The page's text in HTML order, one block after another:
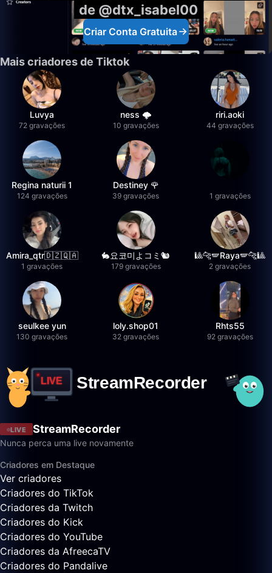
de @dtx_isabel00
Criar Conta Gratuita
Mais criadores de Tiktok
Luvya
72 gravações
ness 🌩️
10 gravações
riri.aoki
44 gravações
Regina naturii 1
124 gravações
Destiney 🌹
39 gravações 1 gravações
Amira_qtr🇩🇿🇶🇦
1 gravações
🐇요코미よコミ🐿
179 gravações
🎱🐆🪽Raya🪽🐆🎱
2 gravações
seulkee yun
130 gravações
loly.shop01
32 gravações
Rhts55
92 gravações
LIVE StreamRecorder
Nunca perca uma live novamente
Criadores em Destaque
Ver criadores
Criadores do TikTok
Criadores da Twitch
Criadores do Kick
Criadores do YouTube
Criadores da AfreecaTV
Criadores do Pandalive